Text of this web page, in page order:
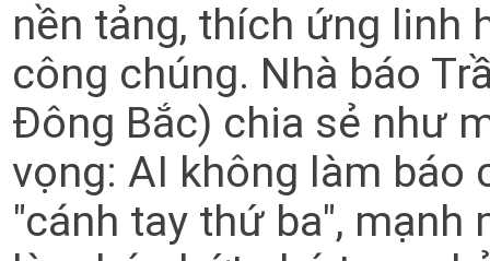
nền tảng, thích ứng linh
công chúng. Nhà báo
Đông Bắc) chia sẻ như
vọng: AI không làm báo
"cánh tay thứ ba", mạnh